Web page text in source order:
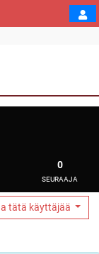
0
SEURAAJA
tätä käyttäjää